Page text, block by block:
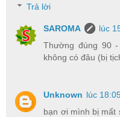
Trả lời
SAROMA
lúc
Thường đúng 90
không có đâu (bị
Unknown lúc
bạn ơi mình bị mất